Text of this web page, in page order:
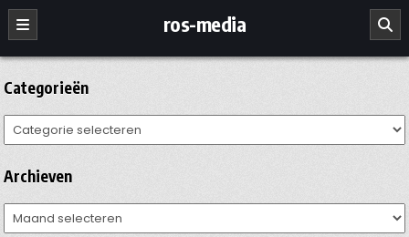
Ga
naar
de
inhoud
ros-media
Categorieën
Categorieën
Archieven
Archieven